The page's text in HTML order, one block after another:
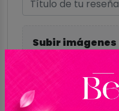
Subir imágenes
Hasta 5 imágenes